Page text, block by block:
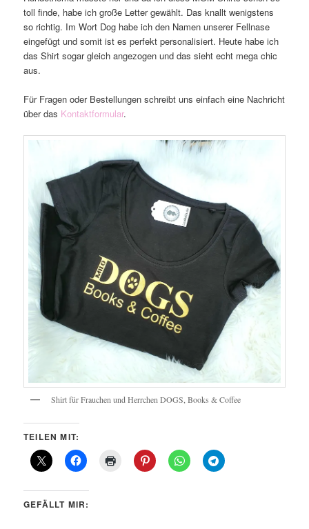
toll finde, habe ich große Letter gewählt. Das knallt wenigstens
so richtig. Im Wort Dog habe ich den Namen unserer Fellnase
eingefügt und somit ist es perfekt personalisiert. Heute habe ich
das Shirt sogar gleich angezogen und das sieht echt mega chic
aus.
Für Fragen oder Bestellungen schreibt uns einfach eine Nachricht
über das Kontaktformular.
Shirt für Frauchen und Herrchen DOGS, Books & Coffee
TEILEN MIT:
GEFÄLLT MIR: